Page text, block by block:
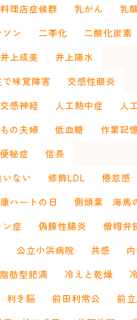
理店症候群 乳がん
乳
ン
二季化
二酸化炭素
井上成美
井上陽水
味覚障害
交感性眼炎
交感神経 人工熱中症
人
の夫婦 低血糖
作業記
便秘症
信長
ない
修飾LDL
倦怠感
ハートの日
側頭葉 海馬
症
偽膜性腸炎
僧帽弁
公立小浜病院 共感
肪型肥満 冷えと乾燥
利き脳 前田利常公
前